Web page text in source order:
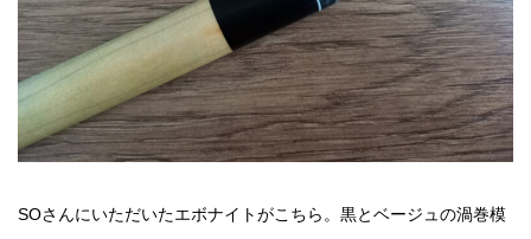
SOさんにいただいたエボナイトがこちら。黒とベージュの渦巻模